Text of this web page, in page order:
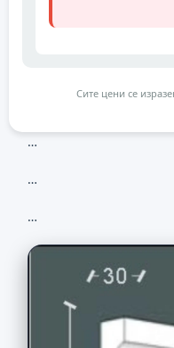
Сите цени се
…
…
…